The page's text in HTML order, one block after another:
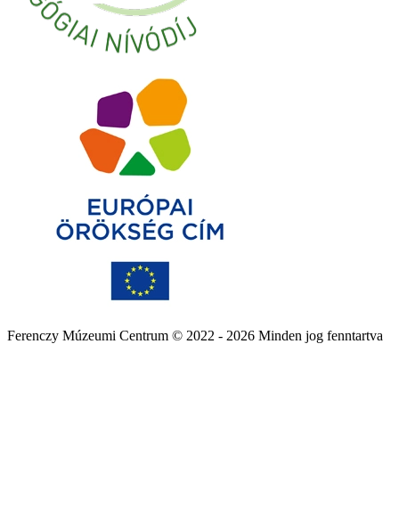
Ferenczy Múzeumi Centrum © 2022 - 2026 Minden jog fenntartva